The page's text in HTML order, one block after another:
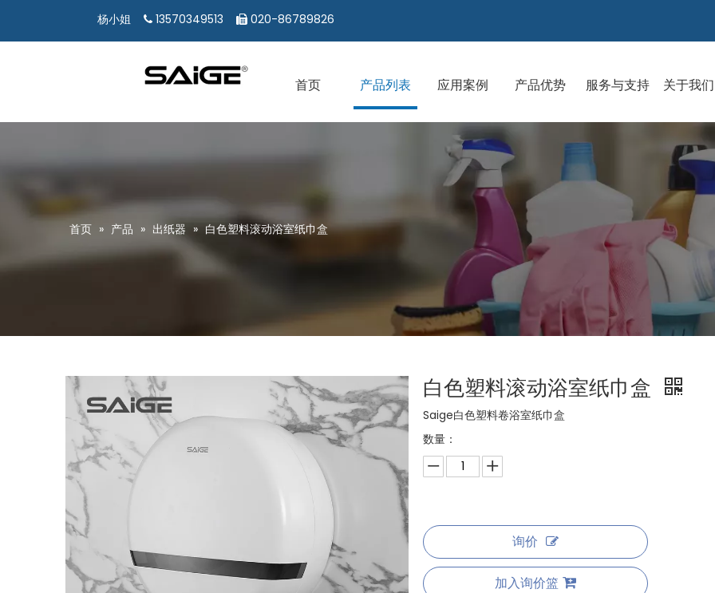
杨小姐  13570349513  020-86789826
首页 产品列表 应用案例 产品优势 服务与支持 关于我们
首页 » 产品 » 出纸器 » 白色塑料滚动浴室纸巾盒
白色塑料滚动浴室纸巾盒
Saige白色塑料卷浴室纸巾盒
数量：
询价
加入询价篮